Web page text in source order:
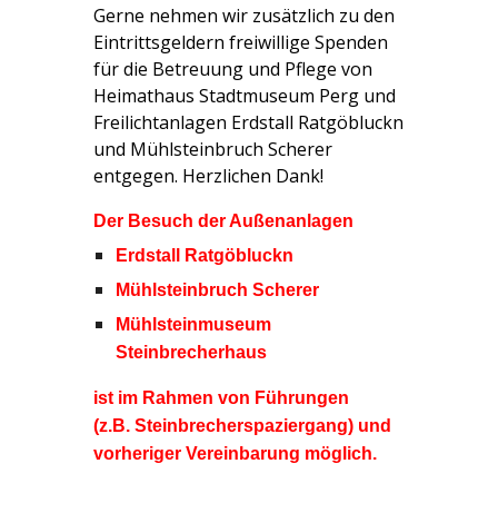
Gerne nehmen wir zusätzlich zu den
Eintrittsgeldern freiwillige Spenden
für die Betreuung und Pflege von
Heimathaus Stadtmuseum Perg und
Freilichtanlagen Erdstall Ratgöbluckn
und Mühlsteinbruch Scherer
entgegen. Herzlichen Dank!
Der Besuch derAußenanlagen
Erdstall Ratgöbluckn
Mühlsteinbruch Scherer
Mühlsteinmuseum
Steinbrecherhaus
ist im Rahmen von Führungen
(z.B. Steinbrecherspaziergang) und
vorheriger Vereinbarung möglich.